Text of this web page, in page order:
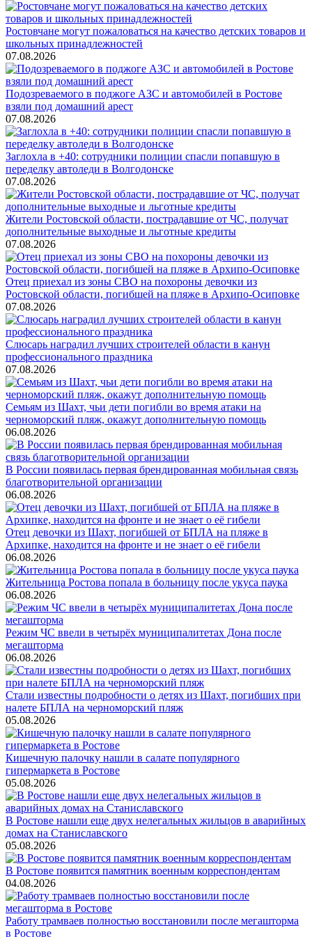
Ростовчане могут пожаловаться на качество детских товаров и
школьных принадлежностей
07.08.2026
Подозреваемого в поджоге АЗС и автомобилей в Ростове
взяли под домашний арест
07.08.2026
Заглохла в +40: сотрудники полиции спасли попавшую в
переделку автоледи в Волгодонске
07.08.2026
Жители Ростовской области, пострадавшие от ЧС, получат
дополнительные выходные и льготные кредиты
07.08.2026
Отец приехал из зоны СВО на похороны девочки из
Ростовской области, погибшей на пляже в Архипо-Осиповке
07.08.2026
Слюсарь наградил лучших строителей области в канун
профессионального праздника
07.08.2026
Семьям из Шахт, чьи дети погибли во время атаки на
черноморский пляж, окажут дополнительную помощь
06.08.2026
В России появилась первая брендированная мобильная связь
благотворительной организации
06.08.2026
Отец девочки из Шахт, погибшей от БПЛА на пляже в
Архипке, находится на фронте и не знает о её гибели
06.08.2026
Жительница Ростова попала в больницу после укуса паука
06.08.2026
Режим ЧС ввели в четырёх муниципалитетах Дона после
мегашторма
06.08.2026
Стали известны подробности о детях из Шахт, погибших при
налете БПЛА на черноморский пляж
05.08.2026
Кишечную палочку нашли в салате популярного
гипермаркета в Ростове
05.08.2026
В Ростове нашли еще двух нелегальных жильцов в аварийных
домах на Станиславского
05.08.2026
В Ростове появится памятник военным корреспондентам
04.08.2026
Работу трамваев полностью восстановили после мегашторма
в Ростове